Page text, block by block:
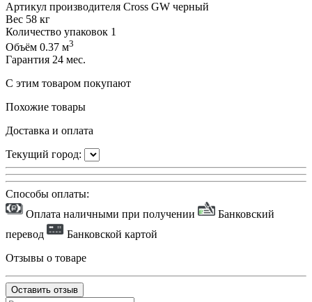
Артикул производителя Cross GW черный
Вес 58 кг
Количество упаковок 1
Объём 0.37 м3
Гарантия 24 мес.
С этим товаром покупают
Похожие товары
Доставка и оплата
Текущий город:
Способы оплаты:
Оплата наличными при получении
Банковский
перевод
Банковской картой
Отзывы о товаре
Оставить отзыв